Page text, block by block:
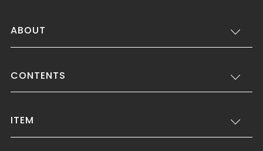
ABOUT
CONTENTS
ITEM